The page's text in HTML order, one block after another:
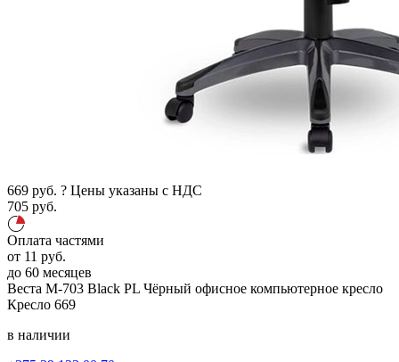
669 руб. ? Цены указаны с НДС
705 руб.
Оплата частями
от 11 руб.
до 60 месяцев
Веста М-703 Black PL Чёрный офисное компьютерное кресло
Кресло 669
в наличии